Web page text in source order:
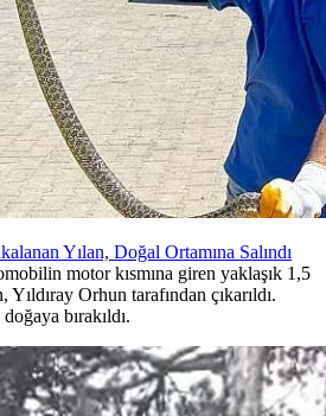
Yılan, Doğal Ortamına Salındı
motor kısmına giren yaklaşık 1,5
Orhun tarafından çıkarıldı.
bırakıldı.